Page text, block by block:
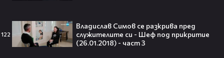
122
Владислав Симов се разкрива пред
служителите си - Шеф под прикритие
(26.01.2018) - част 3
Втори шанс за любовта? Ариана